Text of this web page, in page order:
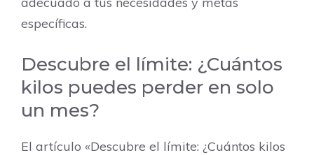
específicas.
Descubre el límite: ¿Cuántos
kilos puedes perder en solo
un mes?
El artículo «Descubre el límite: ¿Cuántos kilos